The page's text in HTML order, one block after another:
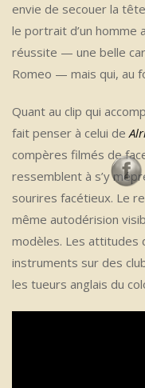
envie de secouer la
le portrait d’un homme
réussite — une belle
Romeo — mais qui, au
Quant au clip qui
fait penser à celui de
compères filmés de
ressemblent à s’y
sourires facétieux. Le
même autodérision
modèles. Les attitudes
instruments sur des
les tueurs anglais du